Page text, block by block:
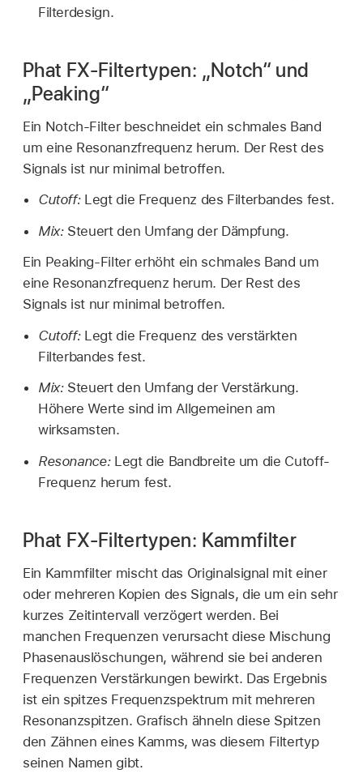
Filterdesign.
Phat FX-Filtertypen: „Notch“ und
„Peaking“
Ein Notch-Filter beschneidet ein schmales Band
um eine Resonanzfrequenz herum. Der Rest des
Signals ist nur minimal betroffen.
Cutoff:Legt die Frequenz des Filterbandes fest.
Mix:Steuert den Umfang der Dämpfung.
Ein Peaking-Filter erhöht ein schmales Band um
eine Resonanzfrequenz herum. Der Rest des
Signals ist nur minimal betroffen.
Cutoff:Legt die Frequenz des verstärkten
Filterbandes fest.
Mix:Steuert den Umfang der Verstärkung.
Höhere Werte sind im Allgemeinen am
wirksamsten.
Resonance:Legt die Bandbreite um die Cutoff-
Frequenz herum fest.
Phat FX-Filtertypen: Kammfilter
Ein Kammfilter mischt das Originalsignal mit einer
oder mehreren Kopien des Signals, die um ein sehr
kurzes Zeitintervall verzögert werden. Bei
manchen Frequenzen verursacht diese Mischung
Phasenauslöschungen, während sie bei anderen
Frequenzen Verstärkungen bewirkt. Das Ergebnis
ist ein spitzes Frequenzspektrum mit mehreren
Resonanzspitzen. Grafisch ähneln diese Spitzen
den Zähnen eines Kamms, was diesem Filtertyp
seinen Namen gibt.